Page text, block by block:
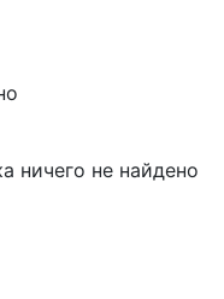
ничего не найдено